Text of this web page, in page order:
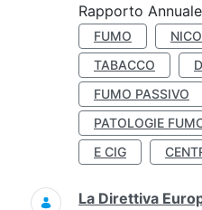
Rapporto
FUMO
TABACCO
FUMO PASSIVO
PATOLOGIE
E CIG
La Direttiva